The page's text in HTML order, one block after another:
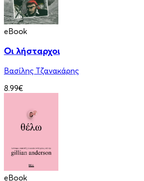
eBook
Οι λήσταρχοι
Βασίλης Τζανακάρης
8.99€
eBook